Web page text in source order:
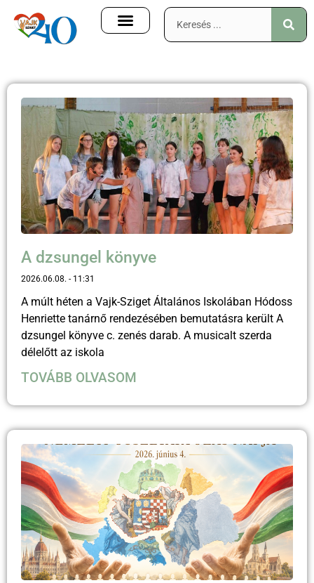
A dzsungel könyve
2026.06.08. 11:31
A múlt héten a Vajk-Sziget Általános Iskolában Hódoss
Henriette tanárnő rendezésében bemutatásra került A
dzsungel könyve c. zenés darab. A musicalt szerda
délelőtt az iskola
TOVÁBB OLVASOM